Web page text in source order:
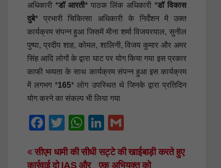
अधिकारी *डॉ आरती* पाठक लिंक अधिकारी *डॉ विकास
दुबे* प्रभारी चिकित्सा अधिकारी के निर्देशन में उक्त
कार्यक्रम संपन्न हुआ जिसमें मीना शर्मा विजयरयाल, सुनील
पुष्पा, प्रदीप शाह, कोमल, शालिनी, विजय कुमार और अमर
सिंह आदि लोगों के द्वारा घाट पर योग किया गया इस प्रकार
काफी भव्यता के साथ कार्यक्रम संपन्न हुआ इस कार्यक्रम
में लगभग *165* लोग उपस्थित थे जिनके द्वारा प्रतिदिन
योग करने का संकल्प भी लिया गया
F
c
T
tt
W
at
Li
k
ail
Post
सट्टे की खाईबाड़ी करते हुए
एक अभियुक्त को
सीएम धामी की सीधी
कार्रवाई दो IAS और